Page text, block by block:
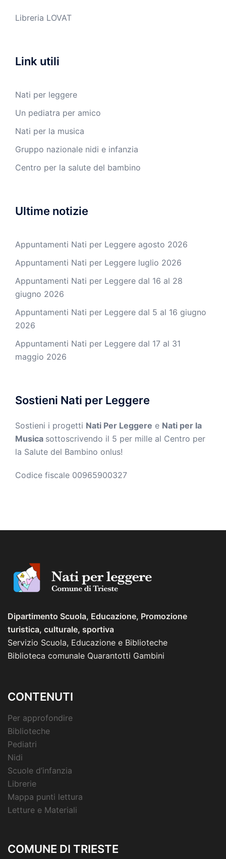
Libreria LOVAT
Link utili
Nati per leggere
Un pediatra per amico
Nati per la musica
Gruppo nazionale nidi e infanzia
Centro per la salute del bambino
Ultime notizie
Appuntamenti Nati per Leggere agosto 2026
Appuntamenti Nati per Leggere luglio 2026
Appuntamenti Nati per Leggere dal 16 al 28
giugno 2026
Appuntamenti Nati per Leggere dal 5 al 16 giugno
2026
Appuntamenti Nati per Leggere dal 17 al 31
maggio 2026
Sostieni Nati per Leggere
Sostieni i progetti Nati Per Leggere e Nati per la
Musica sottoscrivendo il 5 per mille al Centro per
la Salute del Bambino onlus!
Codice fiscale 00965900327
Dipartimento Scuola, Educazione, Promozione
turistica, culturale, sportiva
Servizio Scuola, Educazione e Biblioteche
Biblioteca comunale Quarantotti Gambini
CONTENUTI
Per approfondire
Biblioteche
Pediatri
Nidi
Scuole d’infanzia
Librerie
Mappa punti lettura
Letture e Materiali
COMUNE DI TRIESTE